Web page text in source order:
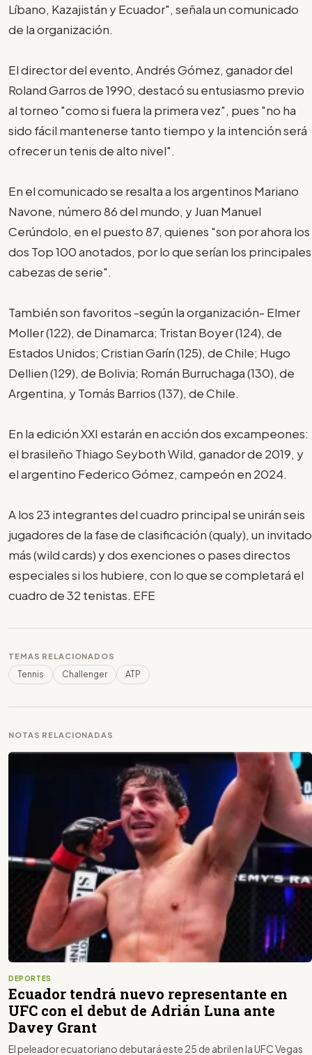
Líbano, Kazajistán y Ecuador", señala un comunicado
de la organización.
El director del evento, Andrés Gómez, ganador del
Roland Garros de 1990, destacó su entusiasmo previo
al torneo "como si fuera la primera vez", pues "no ha
sido fácil mantenerse tanto tiempo y la intención será
ofrecer un tenis de alto nivel".
En el comunicado se resalta a los argentinos Mariano
Navone, número 86 del mundo, y Juan Manuel
Cerúndolo, en el puesto 87, quienes "son por ahora los
dos Top 100 anotados, por lo que serían los principales
cabezas de serie".
También son favoritos -según la organización- Elmer
Moller (122), de Dinamarca; Tristan Boyer (124), de
Estados Unidos; Cristian Garín (125), de Chile; Hugo
Dellien (129), de Bolivia; Román Burruchaga (130), de
Argentina, y Tomás Barrios (137), de Chile.
En la edición XXI estarán en acción dos excampeones:
el brasileño Thiago Seyboth Wild, ganador de 2019, y
el argentino Federico Gómez, campeón en 2024.
A los 23 integrantes del cuadro principal se unirán seis
jugadores de la fase de clasificación (qualy), un invitado
más (wild cards) y dos exenciones o pases directos
especiales si los hubiere, con lo que se completará el
cuadro de 32 tenistas. EFE
TEMAS RELACIONADOS
Tennis Challenger ATP
NOTAS RELACIONADAS
DEPORTES
Ecuador tendrá nuevo representante en
UFC con el debut de Adrián Luna ante
Davey Grant
El peleador ecuatoriano debutará este 25 de abril en la UFC Vegas